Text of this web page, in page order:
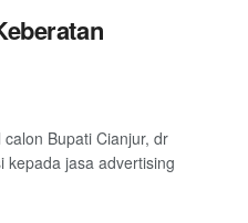
Bupati Cianjur, dr
kepada jasa advertising